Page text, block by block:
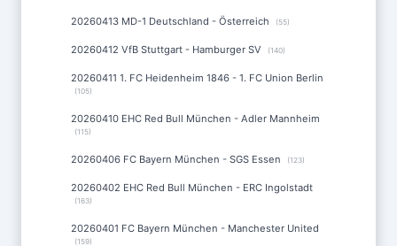
20260413 MD-1 Deutschland - Österreich (55)
20260412 VfB Stuttgart - Hamburger SV (140)
20260411 1. FC Heidenheim 1846 - 1. FC Union Berlin
(105)
20260410 EHC Red Bull München - Adler Mannheim
(115)
20260406 FC Bayern München - SGS Essen (123)
20260402 EHC Red Bull München - ERC Ingolstadt
(163)
20260401 FC Bayern München - Manchester United
(159)